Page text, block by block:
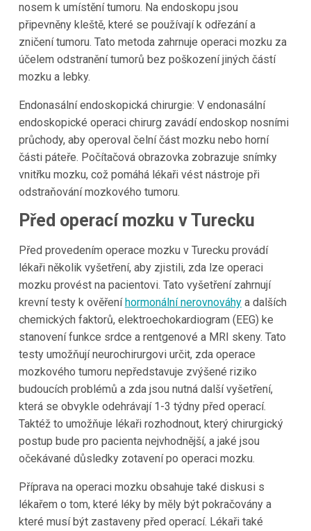
nosem k umístění tumoru. Na endoskopu jsou
připevněny kleště, které se používají k odřezání a
zničení tumoru. Tato metoda zahrnuje operaci mozku za
účelem odstranění tumorů bez poškození jiných částí
mozku a lebky.
Endonasální endoskopická chirurgie: V endonasální
endoskopické operaci chirurg zavádí endoskop nosními
průchody, aby operoval čelní část mozku nebo horní
části páteře. Počítačová obrazovka zobrazuje snímky
vnitřku mozku, což pomáhá lékaři vést nástroje při
odstraňování mozkového tumoru.
Před operací mozku vTurecku
Před provedením operace mozku v Turecku provádí
lékaři několik vyšetření, aby zjistili, zda lze operaci
mozku provést na pacientovi. Tato vyšetření zahrnují
krevní testy k ověřeníhormonální nerovnováhya dalších
chemických faktorů, elektroechokardiogram (EEG) ke
stanovení funkce srdce a rentgenové a MRI skeny. Tato
testy umožňují neurochirurgovi určit, zda operace
mozkového tumoru nepředstavuje zvýšené riziko
budoucích problémů a zda jsou nutná další vyšetření,
která se obvykle odehrávají 1-3 týdny před operací.
Taktéž to umožňuje lékaři rozhodnout, který chirurgický
postup bude pro pacienta nejvhodnější, a jaké jsou
očekávané důsledky zotavení po operaci mozku.
Příprava na operaci mozku obsahuje také diskusi s
lékařem o tom, které léky by měly být pokračovány a
které musí být zastaveny před operací. Lékaři také